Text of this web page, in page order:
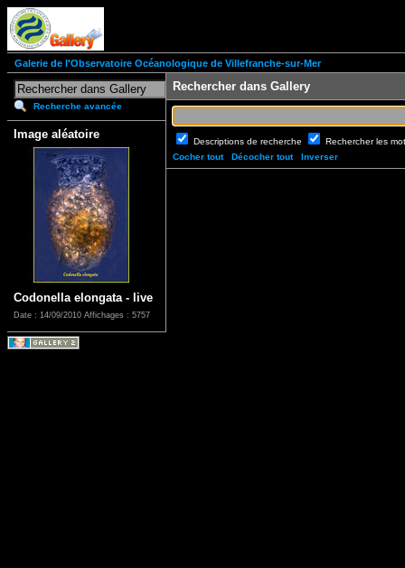
Galerie de l'Observatoire Océanologique de Villefranche-sur-Mer
Recherche avancée
Image aléatoire
Codonella elongata - live
Date : 14/09/2010 Affichages : 5757
Rechercher dans Gallery
Descriptions de recherche
Rechercher les
Cocher tout
Décocher tout Inverser